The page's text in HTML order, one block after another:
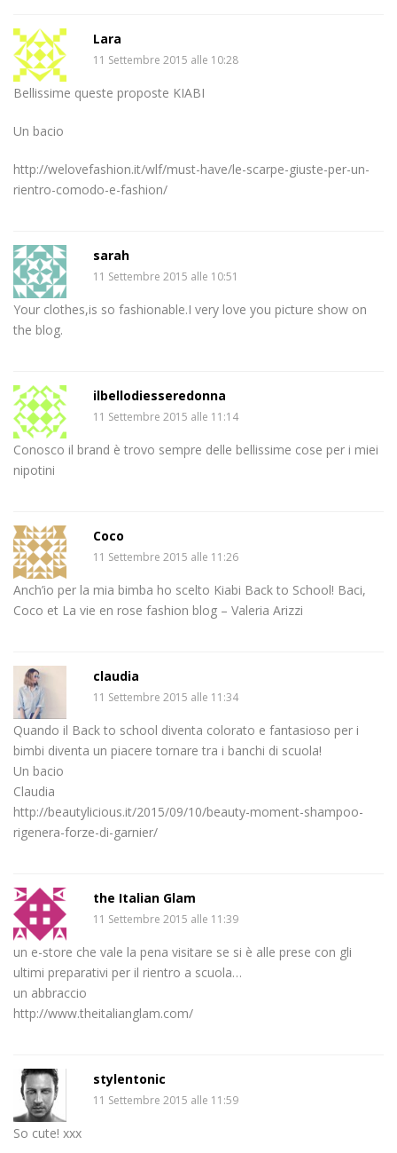
Lara
11 Settembre 2015 alle 10:28
Bellissime queste proposte KIABI
Un bacio
http://welovefashion.it/wlf/must-have/le-scarpe-giuste-per-un-
rientro-comodo-e-fashion/
sarah
11 Settembre 2015 alle 10:51
Your clothes,is so fashionable.I very love you picture show on
the blog.
ilbellodiesseredonna
11 Settembre 2015 alle 11:14
Conosco il brand è trovo sempre delle bellissime cose per i miei
nipotini
Coco
11 Settembre 2015 alle 11:26
Anch’io per la mia bimba ho scelto Kiabi Back to School! Baci,
Coco et La vie en rose fashion blog – Valeria Arizzi
claudia
11 Settembre 2015 alle 11:34
Quando il Back to school diventa colorato e fantasioso per i
bimbi diventa un piacere tornare tra i banchi di scuola!
Un bacio
Claudia
http://beautylicious.it/2015/09/10/beauty-moment-shampoo-
rigenera-forze-di-garnier/
the Italian Glam
11 Settembre 2015 alle 11:39
un e-store che vale la pena visitare se si è alle prese con gli
ultimi preparativi per il rientro a scuola…
un abbraccio
http://www.theitalianglam.com/
stylentonic
11 Settembre 2015 alle 11:59
So cute! xxx